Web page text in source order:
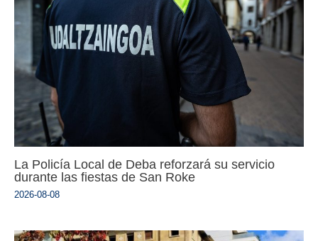
La Policía Local de Deba reforzará su servicio
durante las fiestas de San Roke
2026-08-08